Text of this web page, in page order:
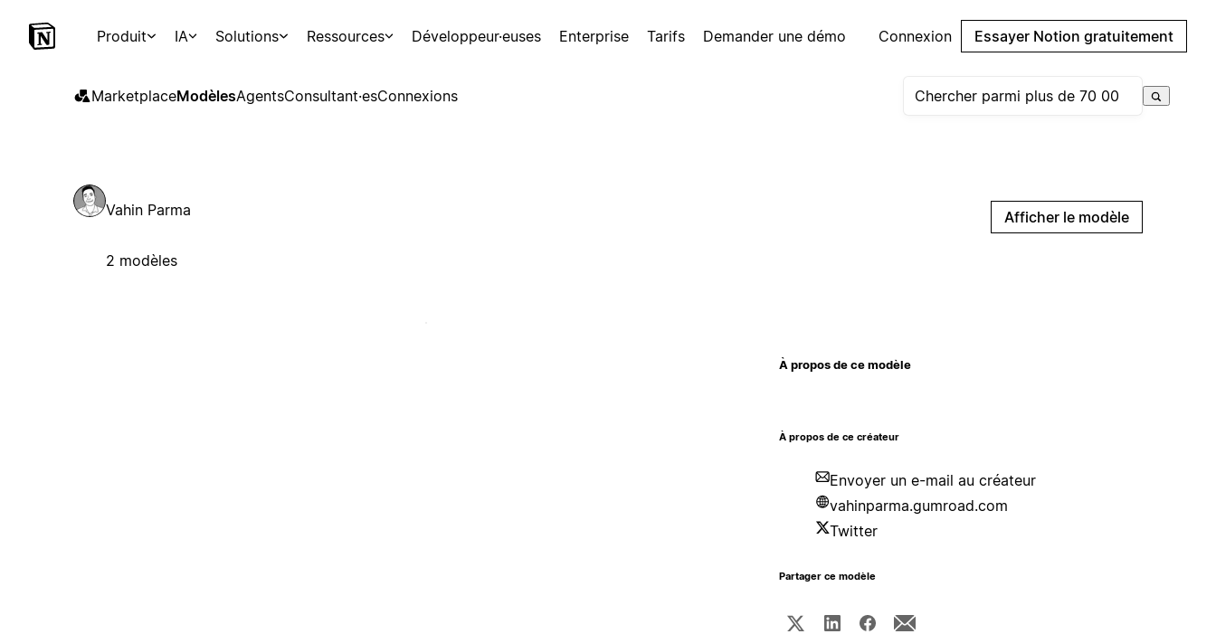
Produit IA Solutions Ressources Développeur·euses Enterprise Tarifs Demander une démo Connexion Essayer Notion gratuitement
MarketplaceModèlesAgentsConsultant·esConnexions
Vahin Parma
2 modèles
Afficher le modèle
À propos de ce modèle
À propos de ce créateur
Envoyer un e-mail au créateur
vahinparma.gumroad.com
Twitter
Partager ce modèle